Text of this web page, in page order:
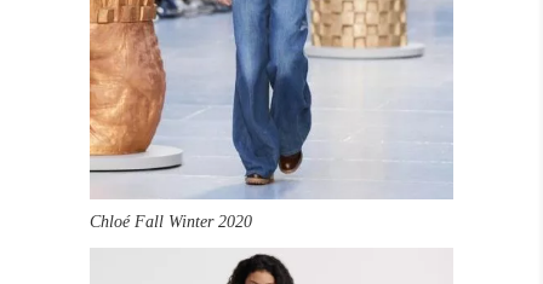
Chloé Fall Winter 2020